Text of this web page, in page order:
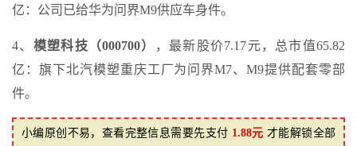
亿：公司已给华为问界M9供应车身件。
4、 模塑科技（000700）
，最新股价7.17元，总市值65.82
亿：旗下北汽模塑重庆工厂为问界M7、M9提供配套零部
件。
小编原创不易，查看完整信息需要先支付 1.88元 才能解锁全部